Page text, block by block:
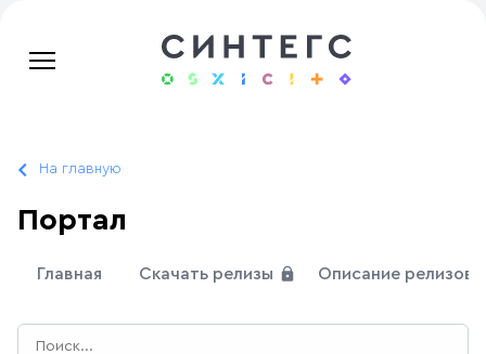
На главную
Портал
Главная Скачать релизы Описание релизов